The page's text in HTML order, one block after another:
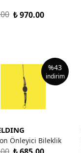
₺ 970.00
%43
indirim
Önleyici Bileklik